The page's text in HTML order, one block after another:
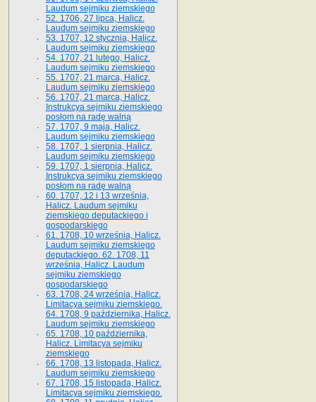
Laudum sejmiku ziemskiego
52. 1706, 27 lipca, Halicz.
Laudum sejmiku ziemskiego
53. 1707, 12 stycznia, Halicz.
Laudum sejmiku ziemskiego
54. 1707, 21 lutego, Halicz.
Laudum sejmiku ziemskiego
55. 1707, 21 marca, Halicz.
Laudum sejmiku ziemskiego
56. 1707, 21 marca, Halicz.
Instrukcya sejmiku ziemskiego
posłom na radę walną
57. 1707, 9 maja, Halicz.
Laudum sejmiku ziemskiego
58. 1707, 1 sierpnia, Halicz.
Laudum sejmiku ziemskiego
59. 1707, 1 sierpnia, Halicz.
Instrukcya sejmiku ziemskiego
posłom na radę walną
60. 1707, 12 i 13 września,
Halicz. Laudum sejmiku
ziemskiego deputackiego i
gospodarskiego
61. 1708, 10 września, Halicz.
Laudum sejmiku ziemskiego
deputackiego. 62. 1708, 11
września, Halicz. Laudum
sejmiku ziemskiego
gospodarskiego
63. 1708, 24 września, Halicz.
Limitacya sejmiku ziemskiego.
64. 1708, 9 października, Halicz.
Laudum sejmiku ziemskiego
65­. 1708, 10 października,
Halicz. Limitacya sejmiku
ziemskiego
66. 1708, 13 listopada, Halicz.
Laudum sejmiku ziemskiego
67. 1708, 15 listopada, Halicz.
Limitacya sejmiku ziemskiego.